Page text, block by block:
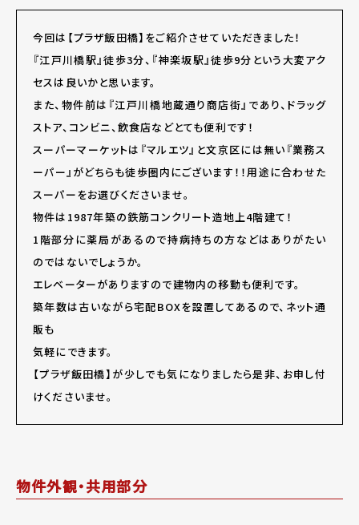
今回は【プラザ飯田橋】をご紹介させていただきました！
『江戸川橋駅』徒歩3分、『神楽坂駅』徒歩9分という大変アク
セスは良いかと思います。
また、物件前は『江戸川橋地蔵通り商店街』であり、ドラッグ
ストア、コンビニ、飲食店などとても便利です！
スーパーマーケットは『マルエツ』と文京区には無い『業務ス
ーパー』がどちらも徒歩圏内にございます！！用途に合わせた
スーパーをお選びくださいませ。
物件は1987年築の鉄筋コンクリート造地上4階建て！
1階部分に薬局があるので持病持ちの方などはありがたい
のではないでしょうか。
エレベーターがありますので建物内の移動も便利です。
築年数は古いながら宅配BOXを設置してあるので、ネット通
販も
気軽にできます。
【プラザ飯田橋】が少しでも気になりましたら是非、お申し付
けくださいませ。
物件外観・共用部分